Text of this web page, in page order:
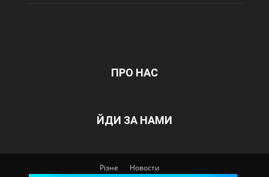
ПРО НАС
ЙДИ ЗА НАМИ
Різне Новости